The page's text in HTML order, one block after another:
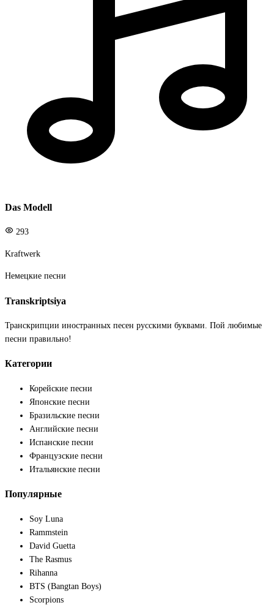
Das Modell
293
Kraftwerk
Немецкие песни
Transkriptsiya
Транскрипции иностранных песен русскими буквами. Пой любимые
песни правильно!
Категории
Корейские песни
Японские песни
Бразильские песни
Английские песни
Испанские песни
Французские песни
Итальянские песни
Популярные
Soy Luna
Rammstein
David Guetta
The Rasmus
Rihanna
BTS (Bangtan Boys)
Scorpions